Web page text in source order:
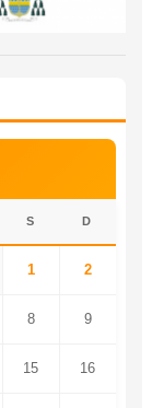
S D
1 2
8 9
15 16